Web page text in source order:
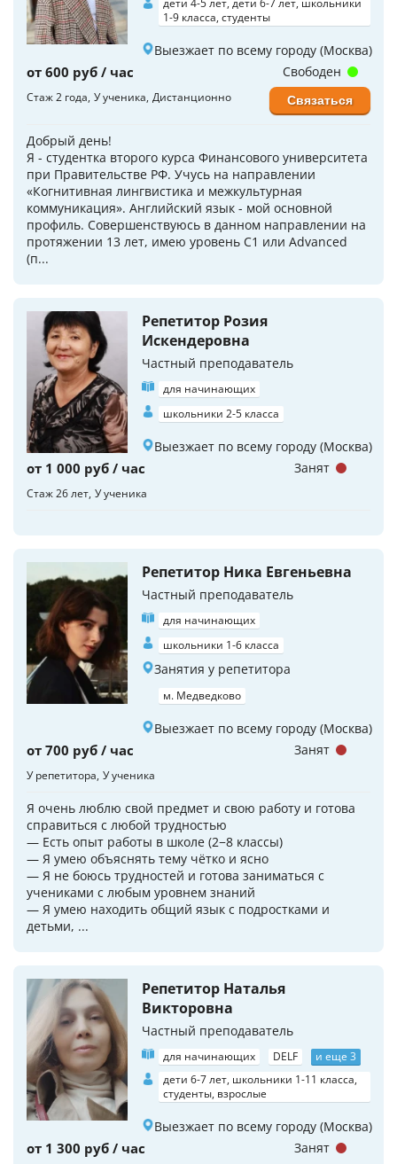
дети 4-5 лет, дети 6-7 лет, школьники
1-9 класса, студенты
Выезжает по всему городу (Москва)
от 600 руб / час
Стаж 2 года У ученика Дистанционно
Добрый день!
Я - студентка второго курса Финансового университета
при Правительстве РФ. Учусь на направлении
«Когнитивная лингвистика и межкультурная
коммуникация». Английский язык - мой основной
профиль. Совершенствуюсь в данном направлении на
протяжении 13 лет, имею уровень С1 или Advanced
(п...
Свободен
Связаться
Репетитор Розия
Искендеровна
Частный преподаватель
для начинающих
школьники 2-5 класса
Выезжает по всему городу (Москва)
от 1 000 руб / час
Стаж 26 лет У ученика
Занят
Репетитор Ника Евгеньевна
Частный преподаватель
для начинающих
школьники 1-6 класса
Занятия у репетитора
м. Медведково
Выезжает по всему городу (Москва)
от 700 руб / час
У репетитора У ученика
Я очень люблю свой предмет и свою работу и готова
справиться с любой трудностью
— Есть опыт работы в школе (2−8 классы)
— Я умею объяснять тему чётко и ясно
— Я не боюсь трудностей и готова заниматься с
учениками с любым уровнем знаний
— Я умею находить общий язык с подростками и
детьми, ...
Занят
Репетитор Наталья
Викторовна
Частный преподаватель
для начинающих DELF
и еще 3
дети 6-7 лет, школьники 1-11 класса,
студенты, взрослые
Выезжает по всему городу (Москва)
от 1 300 руб / час Занят